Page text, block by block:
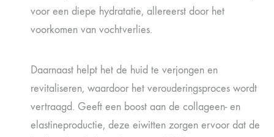
voor een diepe hydratatie, allereerst door het
voorkomen van vochtverlies.
Daarnaast helpt het de huid te verjongen en
revitaliseren, waardoor het verouderingsproces wordt
vertraagd. Geeft een boost aan de collageen- en
elastineproductie, deze eiwitten zorgen ervoor dat de